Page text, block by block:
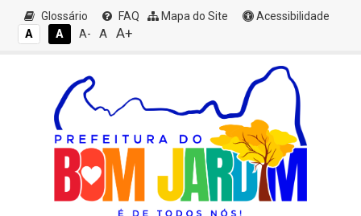
Glossário FAQ Mapa do Site
Acessibilidade
A
A A- A A+